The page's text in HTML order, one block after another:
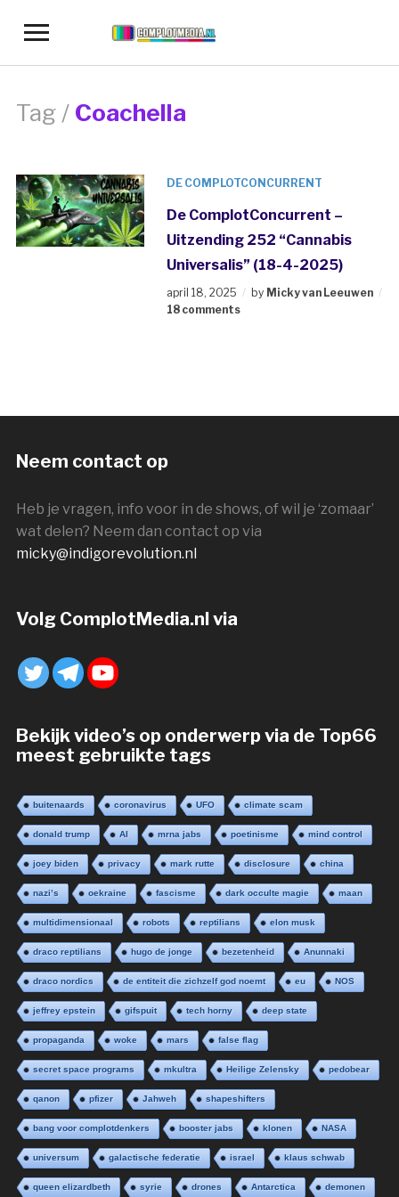
Toggle
navigation
Tag / Coachella
DE COMPLOTCONCURRENT
De ComplotConcurrent –
Uitzending 252 “Cannabis
Universalis” (18-4-2025)
april 18, 2025 by Micky van Leeuwen
18 comments
Neem contact op
Heb je vragen, info voor in de shows, of wil je ‘zomaar’
wat delen? Neem dan contact op via
micky@indigorevolution.nl
Volg ComplotMedia.nl via
Bekijk video’s op onderwerp via de Top66
meest gebruikte tags
buitenaards coronavirus UFO climate scam
donald trump AI mrna jabs poetinisme mind control
joey biden privacy mark rutte disclosure china
nazi’s oekraine fascisme dark occulte magie maan
multidimensionaal robots reptilians elon musk
draco reptilians hugo de jonge bezetenheid Anunnaki
draco nordics de entiteit die zichzelf god noemt eu NOS
jeffrey epstein gifspuit tech horny deep state
propaganda woke mars false flag
secret space programs mkultra Heilige Zelensky pedobear
qanon pfizer Jahweh shapeshifters
bang voor complotdenkers booster jabs klonen NASA
universum galactische federatie israel klaus schwab
queen elizardbeth syrie drones Antarctica demonen